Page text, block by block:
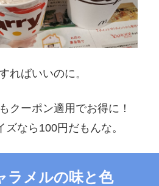
ればいいのに。
クーポン適用でお得に！
ズなら100円だもんな。
ラメルの味と色